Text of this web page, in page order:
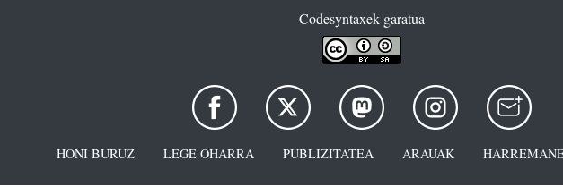
Codesyntaxek garatua
HONI BURUZ LEGE OHARRA PUBLIZITATEA ARAUAK